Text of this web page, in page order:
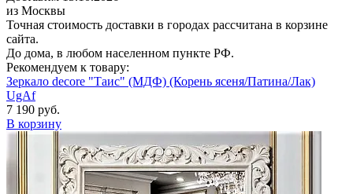
из Москвы
Точная стоимость доставки в городах рассчитана в корзине
сайта.
До дома, в любом населенном пункте РФ.
Рекомендуем к товару:
Зеркало decore "Таис" (МДФ) (Корень ясеня/Патина/Лак)
UgAf
7 190 руб.
В корзину